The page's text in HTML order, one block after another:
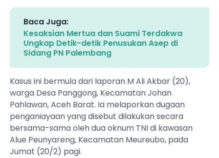
Baca Juga:
Kesaksian Mertua dan Suami Terdakwa
Ungkap Detik-detik Penusukan Asep di
Sidang PN Palembang
Kasus ini bermula dari laporan M Ali Akbar (20),
warga Desa Panggong, Kecamatan Johan
Pahlawan, Aceh Barat. Ia melaporkan dugaan
penganiayaan yang disebut dilakukan secara
bersama-sama oleh dua oknum TNI di kawasan
Alue Peunyareng, Kecamatan Meureubo, pada
Jumat (20/2) pagi.